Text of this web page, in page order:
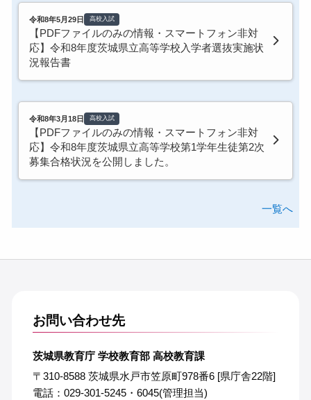
令和8年5月29日 高校入試
【PDFファイルのみの情報・スマートフォン非対
応】令和8年度茨城県立高等学校入学者選抜実施状
況報告書
令和8年3月18日 高校入試
【PDFファイルのみの情報・スマートフォン非対
応】令和8年度茨城県立高等学校第1学年生徒第2次
募集合格状況を公開しました。
一覧へ
お問い合わせ先
茨城県教育庁 学校教育部 高校教育課
〒310-8588 茨城県水戸市笠原町978番6 [県庁舎22階]
電話：029-301-5245・6045(管理担当)